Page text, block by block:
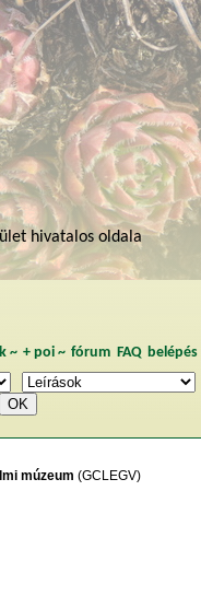
hivatalos oldala
~ + poi~ fórum FAQ belépés
múzeum (GCLEGV)